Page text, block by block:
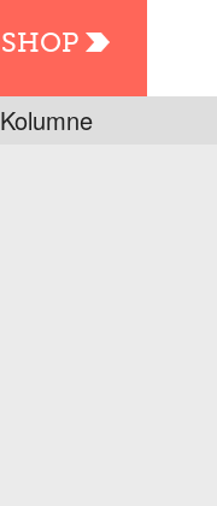
SHOP
Kolumne